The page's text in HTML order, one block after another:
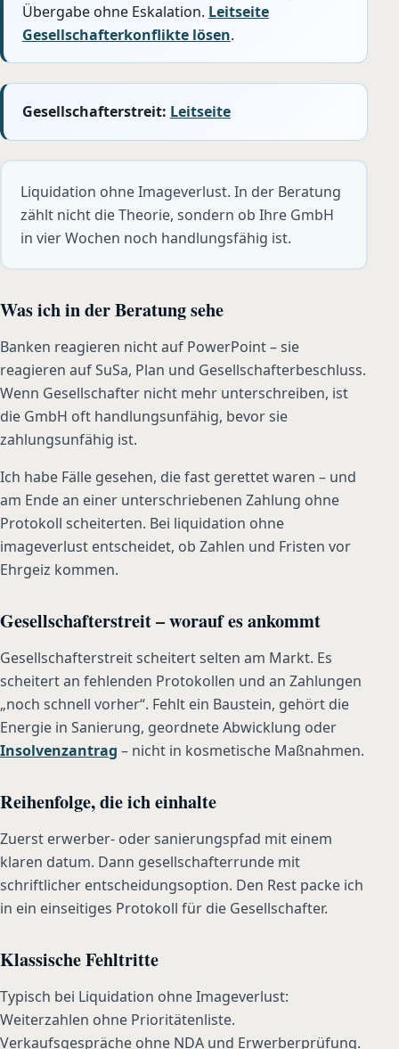
Übergabe ohne Eskalation. Leitseite
Gesellschafterkonflikte lösen.
Gesellschafterstreit: Leitseite
Liquidation ohne Imageverlust. In der Beratung
zählt nicht die Theorie, sondern ob Ihre GmbH
in vier Wochen noch handlungsfähig ist.
Was ich in der Beratung sehe
Banken reagieren nicht auf PowerPoint – sie
reagieren auf SuSa, Plan und Gesellschafterbeschluss.
Wenn Gesellschafter nicht mehr unterschreiben, ist
die GmbH oft handlungsunfähig, bevor sie
zahlungsunfähig ist.
Ich habe Fälle gesehen, die fast gerettet waren – und
am Ende an einer unterschriebenen Zahlung ohne
Protokoll scheiterten. Bei liquidation ohne
imageverlust entscheidet, ob Zahlen und Fristen vor
Ehrgeiz kommen.
Gesellschafterstreit – worauf es ankommt
Gesellschafterstreit scheitert selten am Markt. Es
scheitert an fehlenden Protokollen und an Zahlungen
„noch schnell vorher“. Fehlt ein Baustein, gehört die
Energie in Sanierung, geordnete Abwicklung oder
Insolvenzantrag – nicht in kosmetische Maßnahmen.
Reihenfolge, die ich einhalte
Zuerst erwerber- oder sanierungspfad mit einem
klaren datum. Dann gesellschafterrunde mit
schriftlicher entscheidungsoption. Den Rest packe ich
in ein einseitiges Protokoll für die Gesellschafter.
Klassische Fehltritte
Typisch bei Liquidation ohne Imageverlust:
Weiterzahlen ohne Prioritätenliste.
Verkaufsgespräche ohne NDA und Erwerberprüfung.